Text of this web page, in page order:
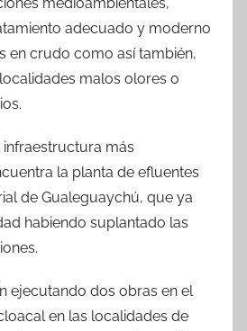
adecuado y moderno
en crudo como así también,
malos olores o
más
la planta de efluentes
de Gualeguaychú, que ya
habiendo suplantado las
ejecutando dos obras en el
en las localidades de